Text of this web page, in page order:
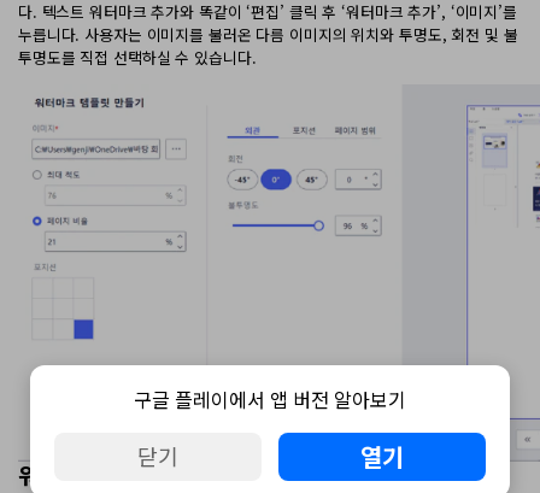
다. 텍스트 워터마크 추가와 똑같이 ‘편집’ 클릭 후 ‘워터마크 추가’, ‘이미지’를
누릅니다. 사용자는 이미지를 불러온 다름 이미지의 위치와 투명도, 회전 및 불
투명도를 직접 선택하실 수 있습니다.
워터마크 삭제하기
구글 플레이에서 앱 버전 알아보기
닫기 열기